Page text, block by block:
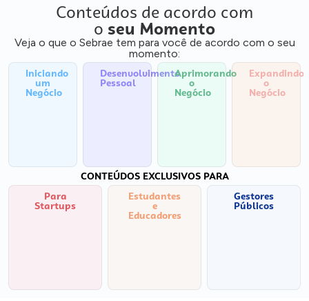
Conteúdos de acordo com
o seu Momento
Veja o que o Sebrae tem para você de acordo com o seu
momento:
Iniciando
um
Negócio
Desenvolvimento
Pessoal
Aprimorando
o
Negócio
Expandindo
o
Negócio
CONTEÚDOS EXCLUSIVOS PARA
Para
Startups
Estudantes
e
Educadores
Gestores
Públicos